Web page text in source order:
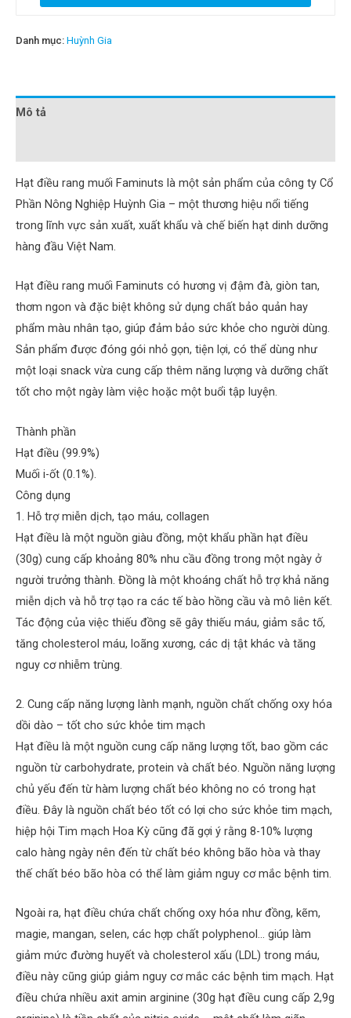
Danh mục: Huỳnh Gia
Mô tả
Hạt điều rang muối Faminuts là một sản phẩm của công ty Cổ
Phần Nông Nghiệp Huỳnh Gia – một thương hiệu nổi tiếng
trong lĩnh vực sản xuất, xuất khẩu và chế biến hạt dinh dưỡng
hàng đầu Việt Nam.
Hạt điều rang muối Faminuts có hương vị đậm đà, giòn tan,
thơm ngon và đặc biệt không sử dụng chất bảo quản hay
phẩm màu nhân tạo, giúp đảm bảo sức khỏe cho người dùng.
Sản phẩm được đóng gói nhỏ gọn, tiện lợi, có thể dùng như
một loại snack vừa cung cấp thêm năng lượng và dưỡng chất
tốt cho một ngày làm việc hoặc một buổi tập luyện.
Thành phần
Hạt điều (99.9%)
Muối i-ốt (0.1%).
Công dụng
1. Hỗ trợ miễn dịch, tạo máu, collagen
Hạt điều là một nguồn giàu đồng, một khẩu phần hạt điều
(30g) cung cấp khoảng 80% nhu cầu đồng trong một ngày ở
người trưởng thành. Đồng là một khoáng chất hỗ trợ khả năng
miễn dịch và hỗ trợ tạo ra các tế bào hồng cầu và mô liên kết.
Tác động của việc thiếu đồng sẽ gây thiếu máu, giảm sắc tố,
tăng cholesterol máu, loãng xương, các dị tật khác và tăng
nguy cơ nhiễm trùng.
2. Cung cấp năng lượng lành mạnh, nguồn chất chống oxy hóa
dồi dào – tốt cho sức khỏe tim mạch
Hạt điều là một nguồn cung cấp năng lượng tốt, bao gồm các
nguồn từ carbohydrate, protein và chất béo. Nguồn năng lượng
chủ yếu đến từ hàm lượng chất béo không no có trong hạt
điều. Đây là nguồn chất béo tốt có lợi cho sức khỏe tim mạch,
hiệp hội Tim mạch Hoa Kỳ cũng đã gợi ý rằng 8-10% lượng
calo hàng ngày nên đến từ chất béo không bão hòa và thay
thế chất béo bão hòa có thể làm giảm nguy cơ mắc bệnh tim.
Ngoài ra, hạt điều chứa chất chống oxy hóa như đồng, kẽm,
magie, mangan, selen, các hợp chất polyphenol… giúp làm
giảm mức đường huyết và cholesterol xấu (LDL) trong máu,
điều này cũng giúp giảm nguy cơ mắc các bệnh tim mạch. Hạt
điều chứa nhiều axit amin arginine (30g hạt điều cung cấp 2,9g